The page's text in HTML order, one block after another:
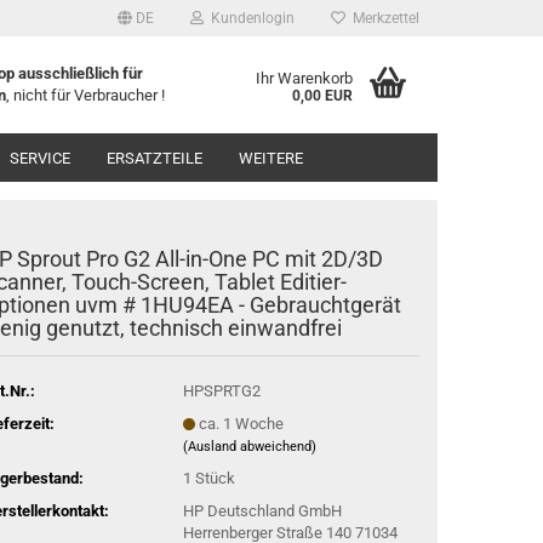
DE Kundenlogin
vergessen?
Merkzettel
ausschließlich für
, nicht für Verbraucher !
Ihr Warenkorb
0,00 EUR
SERVICE ERSATZTEILE WEITERE
Sprout Pro G2 All-in-One PC mit 2D/3D
Touch-Screen, Tablet Editier-
uvm # 1HU94EA - Gebrauchtgerät
genutzt, technisch einwandfrei
HPSPRTG2
ca. 1 Woche
(Ausland abweichend)
1 Stück
HP Deutschland GmbH
Herrenberger Straße 140 71034